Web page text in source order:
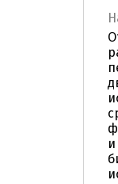
и